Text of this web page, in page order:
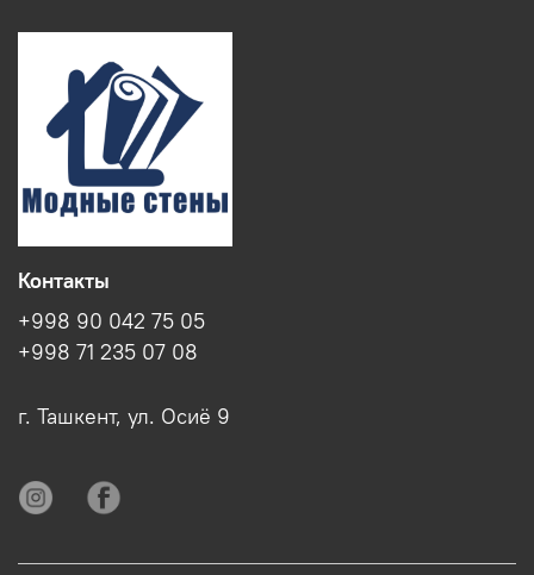
Контакты
+998 90 042 75 05
+998 71 235 07 08
г. Ташкент, ул. Осиё 9